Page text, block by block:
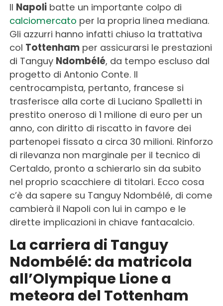
Il Napolibatte un importante colpo di
calciomercato per la propria linea mediana.
Gli azzurri hanno infatti chiuso la trattativa
col Tottenhamper assicurarsi le prestazioni
di Tanguy Ndombélé, da tempo escluso dal
progetto di Antonio Conte. Il
centrocampista, pertanto, francese si
trasferisce alla corte di Luciano Spalletti in
prestito oneroso di 1 milione di euro per un
anno, con diritto di riscatto in favore dei
partenopei fissato a circa 30 milioni. Rinforzo
di rilevanza non marginale per il tecnico di
Certaldo, pronto a schierarlo sin da subito
nel proprio scacchiere di titolari. Ecco cosa
c’è da sapere su Tanguy Ndombélé, di come
cambierà il Napoli con lui in campo e le
dirette implicazioni in chiave fantacalcio.
La carriera di Tanguy
Ndombélé: da matricola
all’Olympique Lione a
meteora del Tottenham